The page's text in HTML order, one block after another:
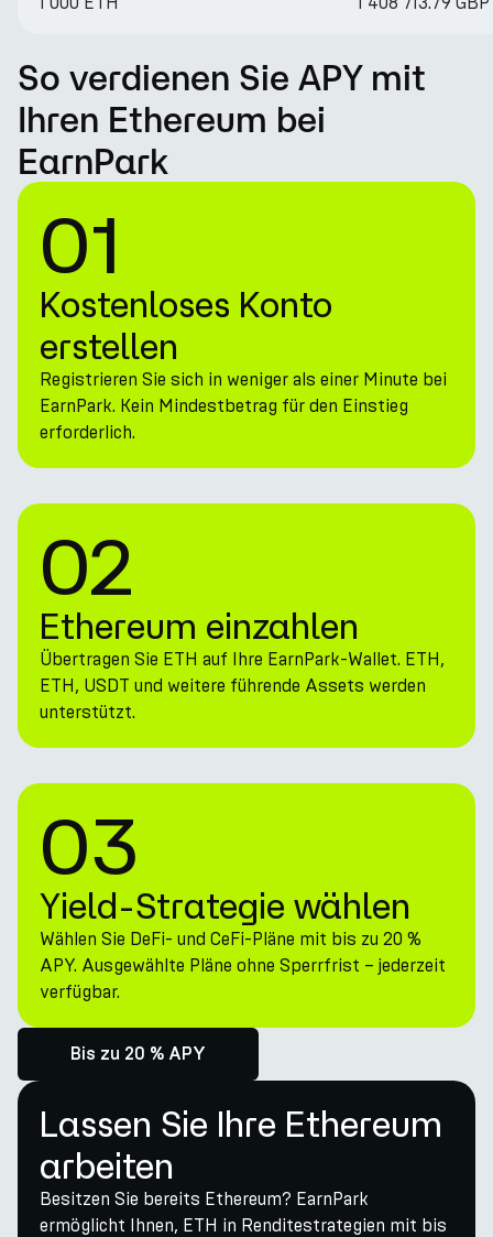
So verdienen Sie APY mit
Ihren Ethereum bei
EarnPark
01
Kostenloses Konto
erstellen
Registrieren Sie sich in weniger als einer Minute bei
EarnPark. Kein Mindestbetrag für den Einstieg
erforderlich.
02
Ethereum einzahlen
Übertragen Sie ETH auf Ihre EarnPark-Wallet. ETH,
ETH, USDT und weitere führende Assets werden
unterstützt.
03
Yield-Strategie wählen
Wählen Sie DeFi- und CeFi-Pläne mit bis zu 20 %
APY. Ausgewählte Pläne ohne Sperrfrist – jederzeit
verfügbar.
Bis zu 20 % APY
Lassen Sie Ihre Ethereum
arbeiten
Besitzen Sie bereits Ethereum? EarnPark
ermöglicht Ihnen, ETH in Renditestrategien mit bis